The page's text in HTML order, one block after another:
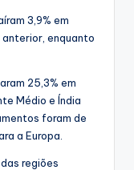
3,9% em
enquanto
25,3% em
Médio e Índia
foram de
a Europa.
regiões